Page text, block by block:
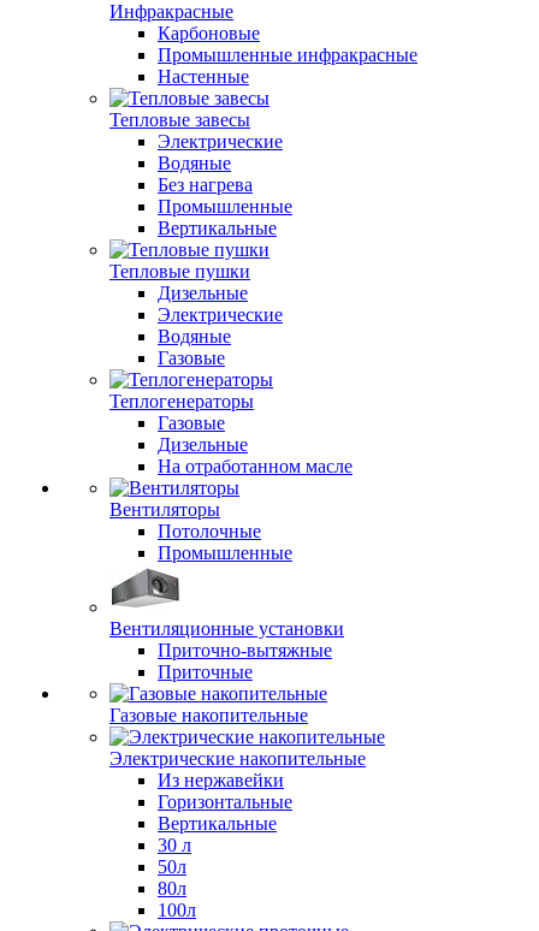
Инфракрасные
Карбоновые
Промышленные инфракрасные
Настенные
Тепловые завесы
Электрические
Водяные
Без нагрева
Промышленные
Вертикальные
Тепловые пушки
Дизельные
Электрические
Водяные
Газовые
Теплогенераторы
Газовые
Дизельные
На отработанном масле
Вентиляторы
Потолочные
Промышленные
Вентиляционные установки
Приточно-вытяжные
Приточные
Газовые накопительные
Электрические накопительные
Из нержавейки
Горизонтальные
Вертикальные
30 л
50л
80л
100л